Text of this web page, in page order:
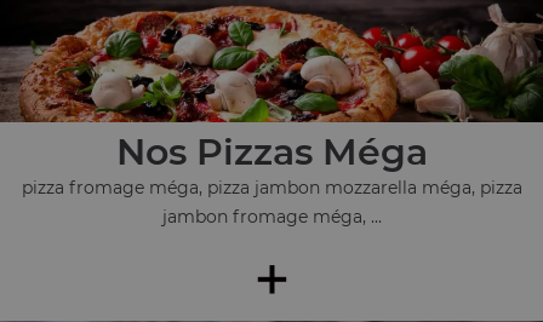
Nos Pizzas Méga
pizza fromage méga, pizza jambon mozzarella méga, pizza
jambon fromage méga, ...
+